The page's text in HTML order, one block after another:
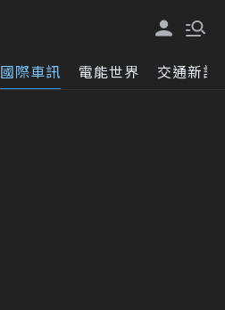
國際車訊 電能世界 交通新訊